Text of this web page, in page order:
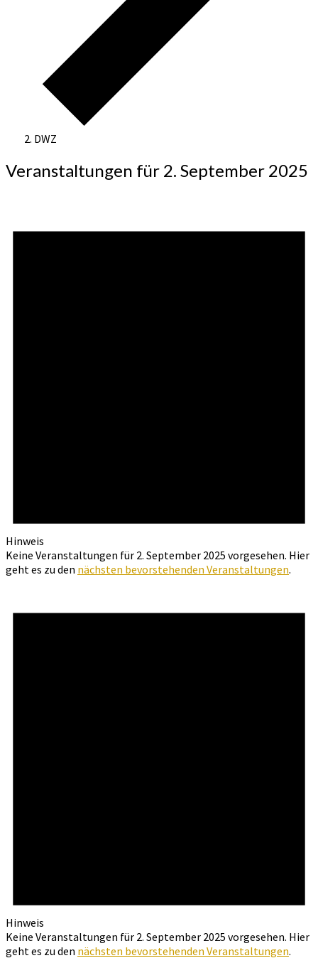
DWZ
Veranstaltungen für 2. September 2025
Hinweis
Keine Veranstaltungen für 2. September 2025 vorgesehen. Hier
geht es zu den nächsten bevorstehenden Veranstaltungen.
Hinweis
Keine Veranstaltungen für 2. September 2025 vorgesehen. Hier
geht es zu den nächsten bevorstehenden Veranstaltungen.